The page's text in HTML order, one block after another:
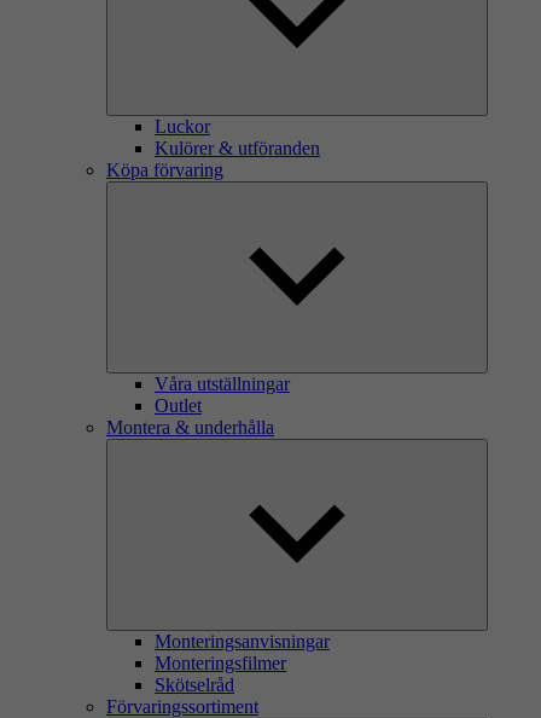
Luckor
Kulörer & utföranden
Köpa förvaring
Våra utställningar
Outlet
Montera & underhålla
Monteringsanvisningar
Monteringsfilmer
Skötselråd
Förvaringssortiment